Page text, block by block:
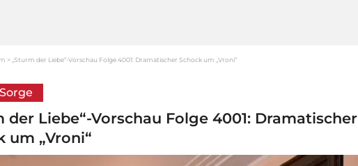
„Sturm der Liebe“-Vorschau Folge 4001: Dramatischer Schock um „Vroni“
der Liebe“-Vorschau Folge 4001: Dramatischer
um „Vroni“